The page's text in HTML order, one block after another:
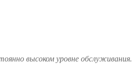
высоком уровне обслуживания.